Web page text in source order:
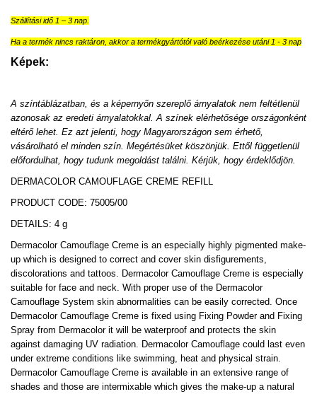
Szállítási idő 1 – 3 nap.
Ha a termék nincs raktáron, akkor a termékgyártótól való beérkezése utáni 1 - 3 nap
Képek:
A színtáblázatban, és a képernyőn szereplő árnyalatok nem feltétlenül
azonosak az eredeti árnyalatokkal. A színek elérhetősége országonként
eltérő lehet. Ez azt jelenti, hogy Magyarországon sem érhető,
vásárolható el minden szín. Megértésüket köszönjük. Ettől függetlenül
előfordulhat, hogy tudunk megoldást találni. Kérjük, hogy érdeklődjön.
DERMACOLOR CAMOUFLAGE CREME REFILL
PRODUCT CODE: 75005/00
DETAILS: 4 g
Dermacolor Camouflage Creme is an especially highly pigmented make-
up which is designed to correct and cover skin disfigurements,
discolorations and tattoos. Dermacolor Camouflage Creme is especially
suitable for face and neck. With proper use of the Dermacolor
Camouflage System skin abnormalities can be easily corrected. Once
Dermacolor Camouflage Creme is fixed using Fixing Powder and Fixing
Spray from Dermacolor it will be waterproof and protects the skin
against damaging UV radiation. Dermacolor Camouflage could last even
under extreme conditions like swimming, heat and physical strain.
Dermacolor Camouflage Creme is available in an extensive range of
shades and those are intermixable which gives the make-up a natural